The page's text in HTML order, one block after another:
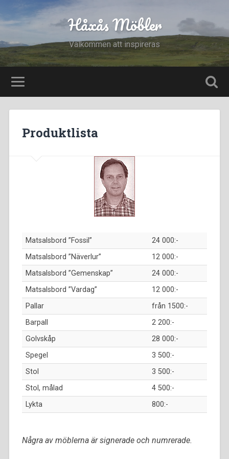
Håxås Möbler
Välkommen att inspireras
Produktlista
Matsalsbord ”Fossil”
24 000:-
Matsalsbord ”Näverlur”
12 000:-
Matsalsbord ”Gemenskap”
24 000:-
Matsalsbord ”Vardag”
12 000:-
Pallar
från 1500:-
Barpall
2 200:-
Golvskåp
28 000:-
Spegel
3 500:-
Stol
3 500:-
Stol, målad
4 500:-
Lykta
800:-
Några av möblerna är signerade och numrerade.